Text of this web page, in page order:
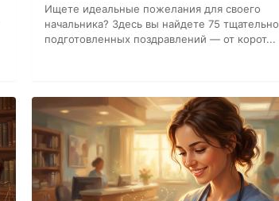
Ищете идеальные пожелания для своего
начальника? Здесь вы найдете 75 тщательно
подготовленных поздравлений — от корот...